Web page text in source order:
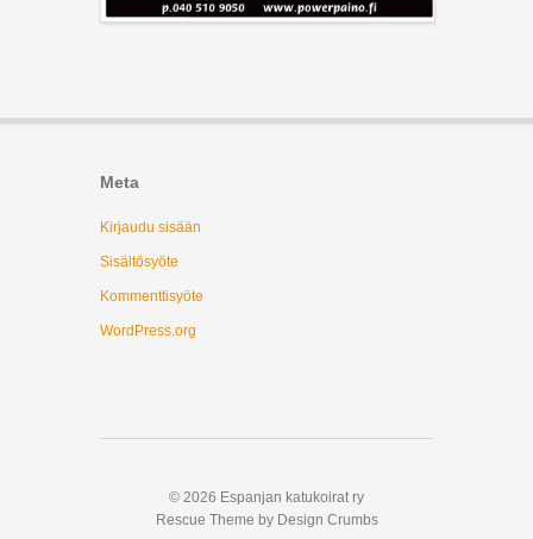
Meta
Kirjaudu sisään
Sisältösyöte
Kommenttisyöte
WordPress.org
© 2026 Espanjan katukoirat ry
Rescue Theme by Design Crumbs